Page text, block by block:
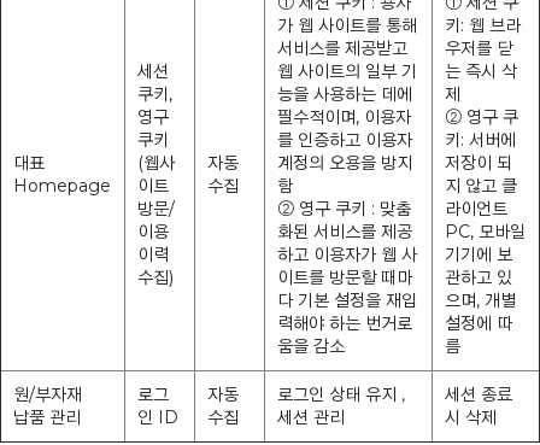
대표
Homepage
세션
쿠키,
영구
쿠키
(웹사
이트
방문/
이용
이력
수집)
자동
수집
가 웹 사이트를 통해
서비스를 제공받고
웹 사이트의 일부 기
능을 사용하는 데에
필수적이며, 이용자
를 인증하고 이용자
계정의 오용을 방지
함
② 영구 쿠키 : 맞춤
화된 서비스를 제공
하고 이용자가 웹 사
이트를 방문할 때마
다 기본 설정을 재입
력해야 하는 번거로
움을 감소
키: 웹 브라
우저를 닫
는 즉시 삭
제
② 영구 쿠
키: 서버에
저장이 되
지 않고 클
라이언트
PC, 모바일
기기에 보
관하고 있
으며, 개별
설정에 따
름
원/부자재
납품 관리
로그
인 ID
자동
수집
로그인 상태 유지 ,
세션 관리
세션 종료
시 삭제